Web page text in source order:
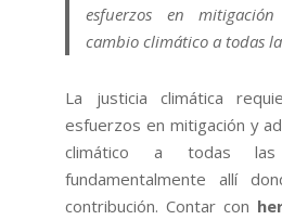
esfuerzos en
cambio climático a todas
La justicia climática
esfuerzos en mitigación y
climático a todas las
fundamentalmente allí
contribución. Contar con